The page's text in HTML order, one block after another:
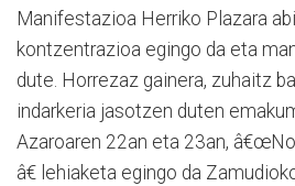
Manifestazioa Herriko Plazara
kontzentrazioa egingo da eta
dute. Horrezaz gainera, zuhaitz
indarkeria jasotzen duten
Azaroaren 22an eta 23an,
â€ lehiaketa egingo da